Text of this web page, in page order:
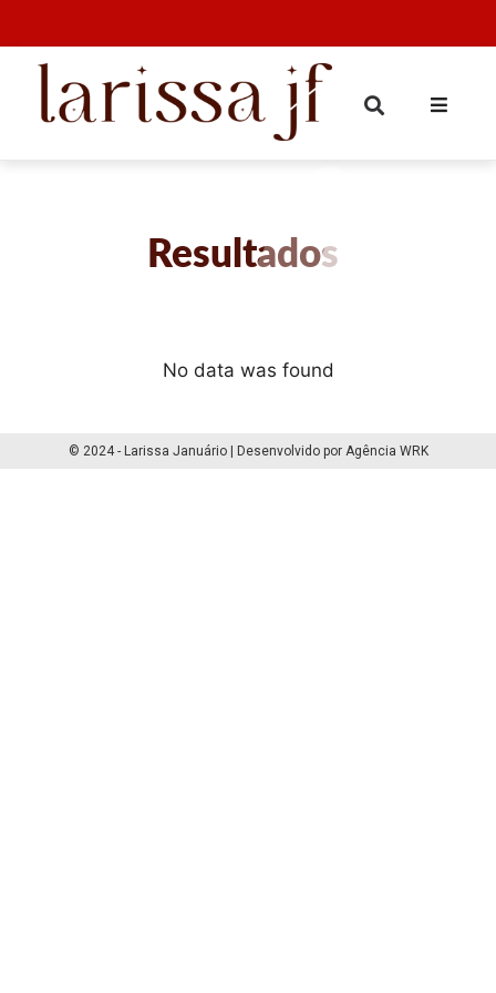
Resultados
No data was found
© 2024 - Larissa Januário | Desenvolvido por Agência WRK